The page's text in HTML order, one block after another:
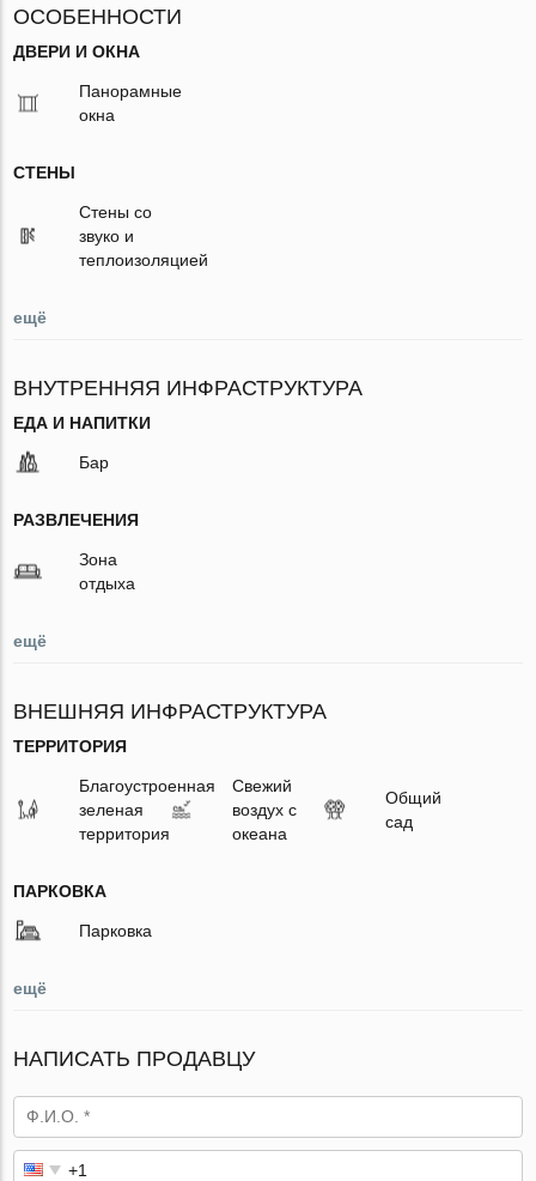
ОСОБЕННОСТИ
ДВЕРИ И ОКНА
Панорамные
окна
СТЕНЫ
Стены со
звуко и
теплоизоляцией
ещё
ВНУТРЕННЯЯ ИНФРАСТРУКТУРА
ЕДА И НАПИТКИ
Бар
РАЗВЛЕЧЕНИЯ
Зона
отдыха
ещё
ВНЕШНЯЯ ИНФРАСТРУКТУРА
ТЕРРИТОРИЯ
Благоустроенная
зеленая
территория
Свежий
воздух с
океана
Общий
сад
ПАРКОВКА
Парковка
ещё
НАПИСАТЬ ПРОДАВЦУ